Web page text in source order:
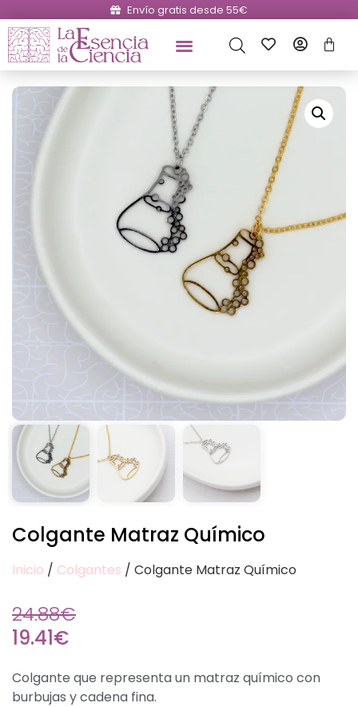
Envío gratis desde 55€
Colgante Matraz Químico
Inicio / Colgantes / Colgante Matraz Químico
24.88€
19.41€
Colgante que representa un matraz químico con
burbujas y cadena fina.